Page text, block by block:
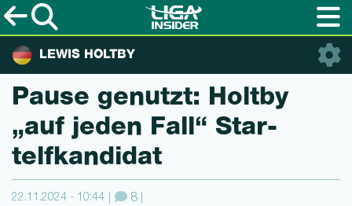
LEWIS HOLTBY
Pause genutzt: Holtby
„auf jeden Fall“ Star­
telfkan­di­dat
22.11.2024 - 10:44 8